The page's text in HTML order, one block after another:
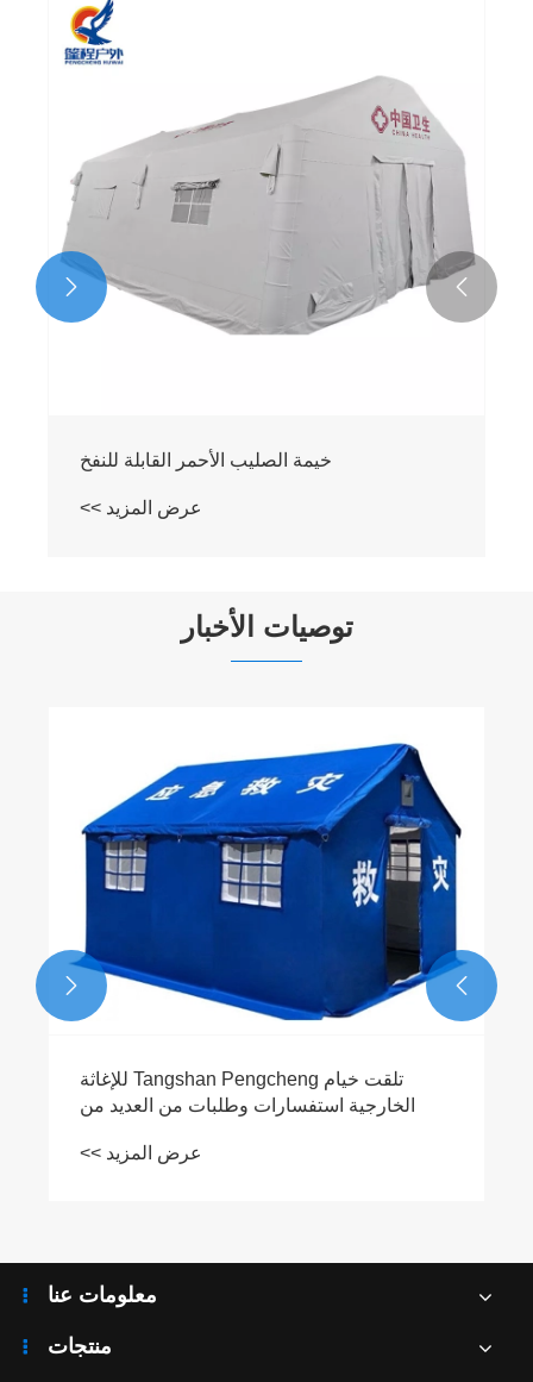
خيمة قابلة للنفخ
عرض المزيد >>


توصيات الأخبار
لماذا يختار معظم المشترين شركة Tangshan
Pengcheng Outdoor Products Co., Ltd. عند
شراء خيام قابلة للطي متينة؟
عرض المزيد >>


معلومات عنا
منتجات